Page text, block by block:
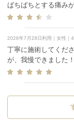
ばちばちとする痛み
2026年7月28日利用｜女性｜
丁寧に施術してくだ
が、我慢できました！